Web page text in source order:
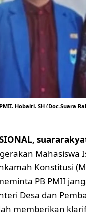
Hobairi, SH (Doc.Suara
Mahasiswa
Konstitusi
PB PMII
Desa dan
memberikan